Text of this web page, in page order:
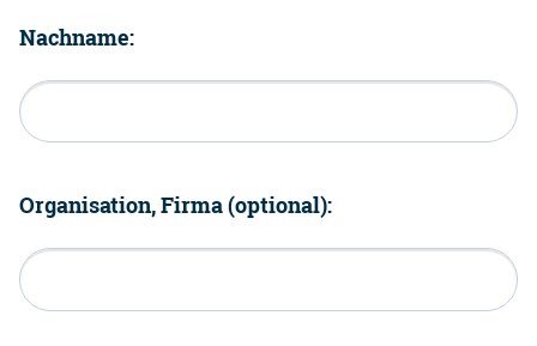
Nachname:
Organisation, Firma (optional):